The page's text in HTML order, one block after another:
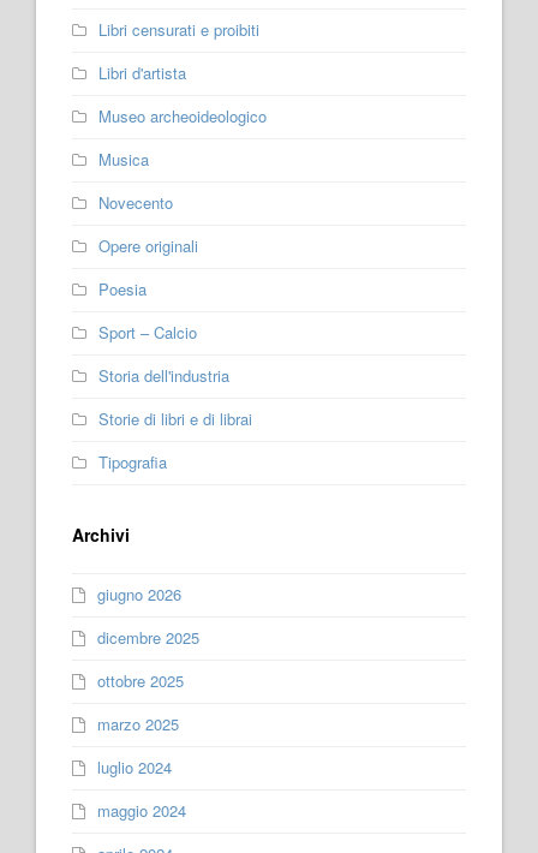
Libri censurati e proibiti
Libri d'artista
Museo archeoideologico
Musica
Novecento
Opere originali
Poesia
Sport – Calcio
Storia dell'industria
Storie di libri e di librai
Tipografia
Archivi
giugno 2026
dicembre 2025
ottobre 2025
marzo 2025
luglio 2024
maggio 2024